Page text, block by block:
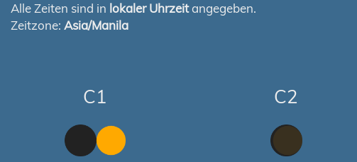
Alle Zeiten sind in lokaler Uhrzeitangegeben.
Zeitzone: Asia/Manila
C1 C2